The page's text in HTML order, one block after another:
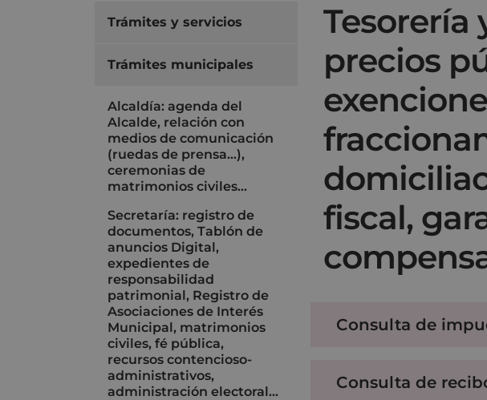
Tesorería
precios
fiscal,
Consulta de
Consulta de
Trámites y servicios
Trámites municipales
Alcaldía: agenda del
Alcalde, relación con
medios de comunicación
(ruedas de prensa…),
ceremonias de
matrimonios civiles…
Secretaría: registro de
documentos, Tablón de
anuncios Digital,
expedientes de
responsabilidad
patrimonial, Registro de
Asociaciones de Interés
Municipal, matrimonios
civiles, fé pública,
recursos contencioso-
administrativos,
administración electoral…